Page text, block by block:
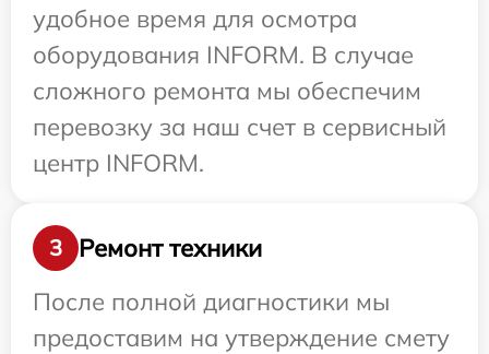
удобное время для осмотра
оборудования INFORM. В случае
сложного ремонта мы обеспечим
перевозку за наш счет в сервисный
центр INFORM.
3
Ремонт техники
После полной диагностики мы
предоставим на утверждение смету